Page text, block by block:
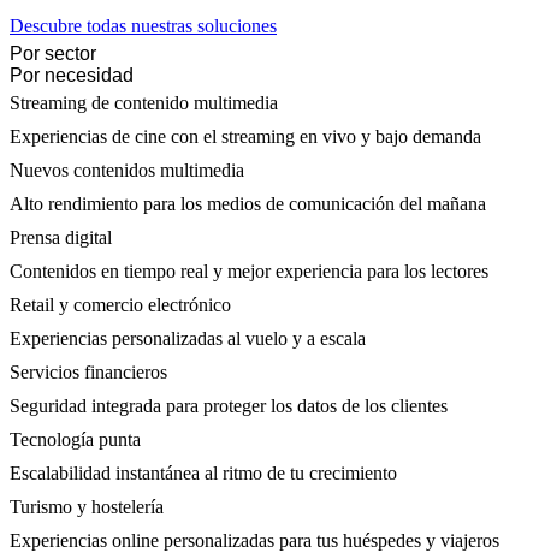
Descubre todas nuestras soluciones
Por sector
Por necesidad
Streaming de contenido multimedia
Experiencias de cine con el streaming en vivo y bajo demanda
Nuevos contenidos multimedia
Alto rendimiento para los medios de comunicación del mañana
Prensa digital
Contenidos en tiempo real y mejor experiencia para los lectores
Retail y comercio electrónico
Experiencias personalizadas al vuelo y a escala
Servicios financieros
Seguridad integrada para proteger los datos de los clientes
Tecnología punta
Escalabilidad instantánea al ritmo de tu crecimiento
Turismo y hostelería
Experiencias online personalizadas para tus huéspedes y viajeros